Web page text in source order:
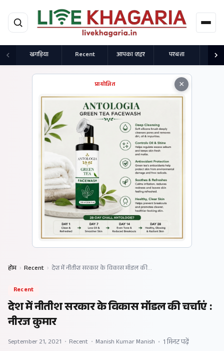
मुख्य सामग्री पर जाएं
खगड़िया Recent आपका शहर परबत्ता
×
प्रायोजित
होम › Recent › देश में नीतीश सरकार के विकास मॉडल की…
Recent
देश में नीतीश सरकार के विकास मॉडल की चर्चाएं :
नीरज कुमार
September 21, 2021 • Recent • Manish Kumar Manish • 1 मिनट पढ़ें